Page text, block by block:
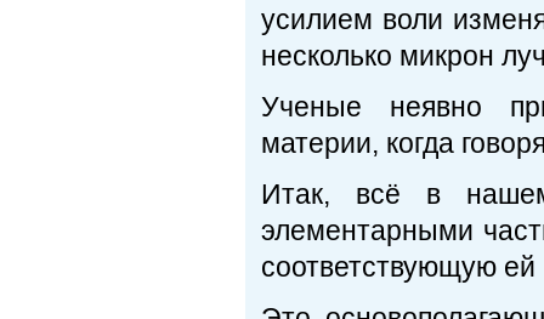
усилием воли
несколько микрон
Ученые неявно
материи, когда
Итак, всё в
элементарными
соответствующую